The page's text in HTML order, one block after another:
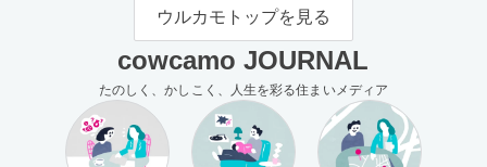
主さま向け）
ウルカモトップを見る
cowcamo JOURNAL
たのしく、かしこく、人生を彩る住まいメディア